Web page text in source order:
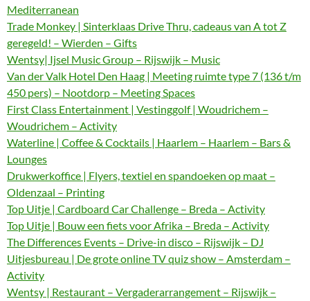
Mediterranean
Trade Monkey | Sinterklaas Drive Thru, cadeaus van A tot Z
geregeld! – Wierden – Gifts
Wentsy| Ijsel Music Group – Rijswijk – Music
Van der Valk Hotel Den Haag | Meeting ruimte type 7 (136 t/m
450 pers) – Nootdorp – Meeting Spaces
First Class Entertainment | Vestinggolf | Woudrichem –
Woudrichem – Activity
Waterline | Coffee & Cocktails | Haarlem – Haarlem – Bars &
Lounges
Drukwerkoffice | Flyers, textiel en spandoeken op maat –
Oldenzaal – Printing
Top Uitje | Cardboard Car Challenge – Breda – Activity
Top Uitje | Bouw een fiets voor Afrika – Breda – Activity
The Differences Events – Drive-in disco – Rijswijk – DJ
Uitjesbureau | De grote online TV quiz show – Amsterdam –
Activity
Wentsy | Restaurant – Vergaderarrangement – Rijswijk –